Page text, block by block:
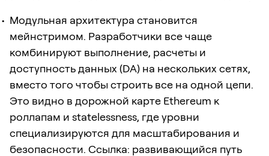
Модульная архитектура становится
мейнстримом. Разработчики все чаще
комбинируют выполнение, расчеты и
доступность данных (DA) на нескольких сетях,
вместо того чтобы строить все на одной цепи.
Это видно в дорожной карте Ethereum к
роллапам и statelessness, где уровни
специализируются для масштабирования и
безопасности. Ссылка: развивающийся путь